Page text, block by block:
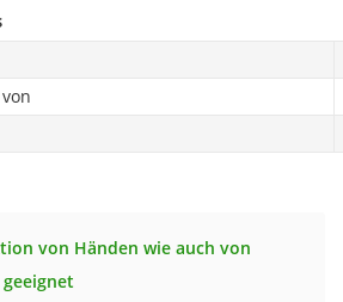
von Händen wie auch von